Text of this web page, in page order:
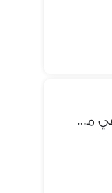
بأقل من سعر السوق شقة متشطبة بالكامل للبيع مساحتها ١٧٠ م في موقع متميز جدًا في ماونتن فيو اى سيتي، القاهرة الجديدة.